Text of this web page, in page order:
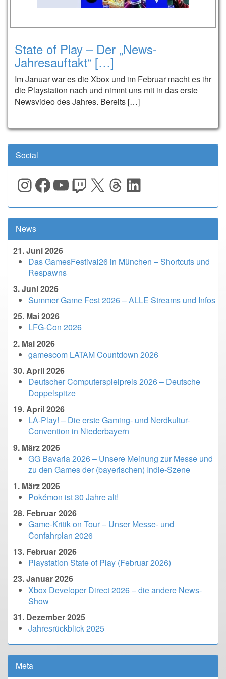
State of Play – Der „News-
Jahresauftakt“ […]
Im Januar war es die Xbox und im Februar macht es ihr
die Playstation nach und nimmt uns mit in das erste
Newsvideo des Jahres. Bereits […]
Social
Instagram
Facebook
YouTube
Twitch
X Threads
LinkedIn
News
21. Juni 2026
Das GamesFestival26 in München – Shortcuts und
Respawns
3. Juni 2026
Summer Game Fest 2026 – ALLE Streams und Infos
25. Mai 2026
LFG-Con 2026
2. Mai 2026
gamescom LATAM Countdown 2026
30. April 2026
Deutscher Computerspielpreis 2026 – Deutsche
Doppelspitze
19. April 2026
LA-Play! – Die erste Gaming- und Nerdkultur-
Convention in Niederbayern
9. März 2026
GG Bavaria 2026 – Unsere Meinung zur Messe und
zu den Games der (bayerischen) Indie-Szene
1. März 2026
Pokémon ist 30 Jahre alt!
28. Februar 2026
Game-Kritik on Tour – Unser Messe- und
Confahrplan 2026
13. Februar 2026
Playstation State of Play (Februar 2026)
23. Januar 2026
Xbox Developer Direct 2026 – die andere News-
Show
31. Dezember 2025
Jahresrückblick 2025
Meta